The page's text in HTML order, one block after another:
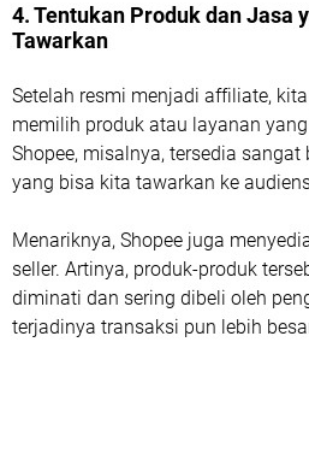
4. Tentukan Produk dan Jasa
Tawarkan
Setelah resmi menjadi affiliate,
memilih produk atau layanan
Shopee, misalnya, tersedia
yang bisa kita tawarkan ke
Menariknya, Shopee juga
seller. Artinya, produk-produk
diminati dan sering dibeli oleh
terjadinya transaksi pun lebih